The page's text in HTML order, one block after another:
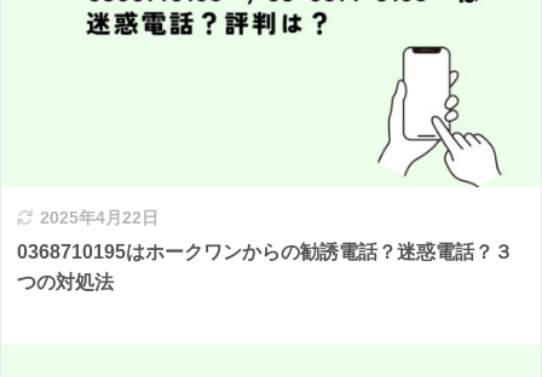
2025年4月22日
0368710195はホークワンからの勧誘電話？迷惑電話？３
つの対処法